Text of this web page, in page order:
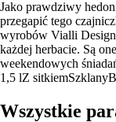
Jako prawdziwy
przegapić tego
wyrobów Vialli
każdej herbacie. Są
weekendowych
1,5 lZ sitkiemSzklany
Wszystkie